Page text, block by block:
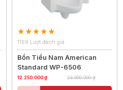
1169 Lượt đánh giá
Bồn Tiểu Nam American
Standard WP-6506
12.250.000 ₫ 24.000.000 ₫